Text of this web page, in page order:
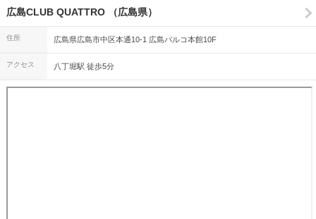
広島CLUB QUATTRO （広島県）
住所 広島県広島市中区本通10-1 広島パルコ本館10F
アクセス 八丁堀駅 徒歩5分